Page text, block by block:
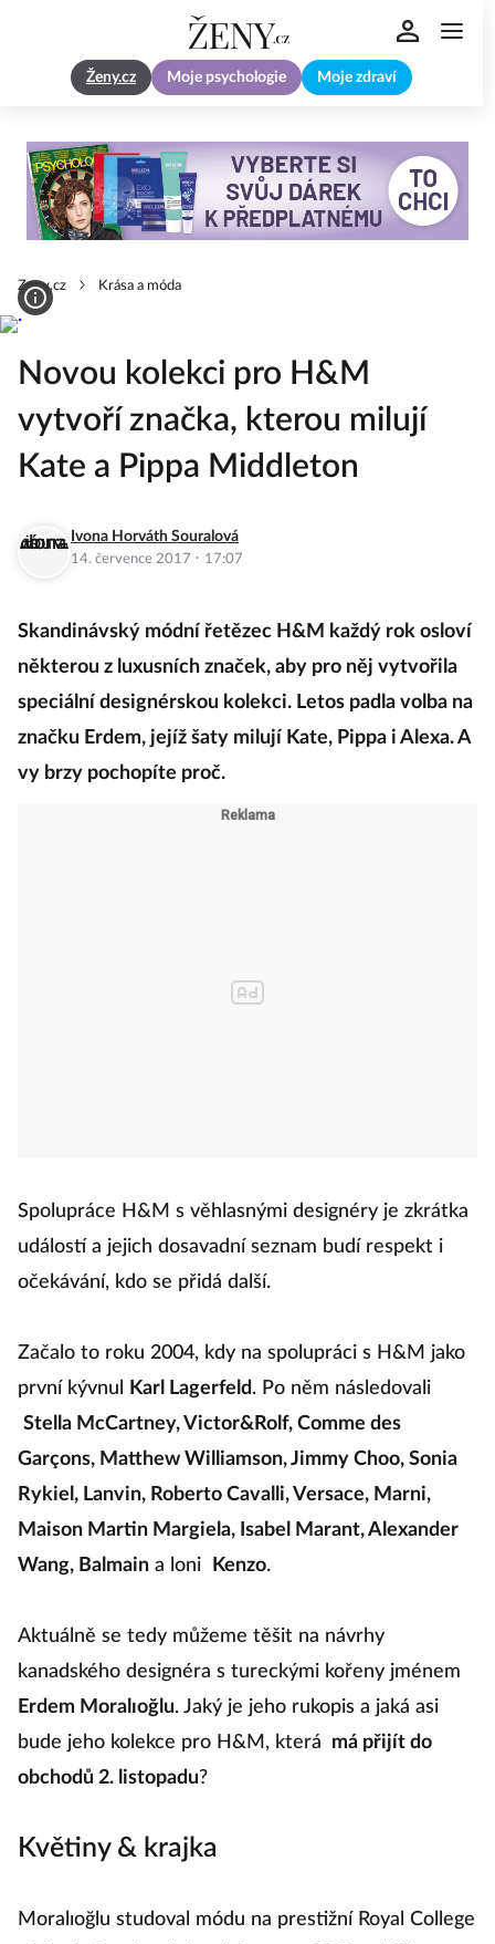
Ženy.cz Moje psychologie Moje zdraví
Zeny.cz Krása a móda
Novou kolekci pro H&M
vytvoří značka, kterou milují
Kate a Pippa Middleton
Ivona Horváth Souralová
14. července 2017 · 17:07
Skandinávský módní řetězec H&M každý rok osloví
některou z luxusních značek, aby pro něj vytvořila
speciální designérskou kolekci. Letos padla volba na
značku Erdem, jejíž šaty milují Kate, Pippa i Alexa. A
vy brzy pochopíte proč.
Spolupráce H&M s věhlasnými designéry je zkrátka
událostí a jejich dosavadní seznam budí respekt i
očekávání, kdo se přidá další.
Začalo to roku 2004, kdy na spolupráci s H&M jako
první kývnul
Karl Lagerfeld. Po něm následovali
Stella McCartney, Victor&Rolf, Comme des
Garçons, Matthew Williamson, Jimmy Choo, Sonia
Rykiel, Lanvin, Roberto Cavalli, Versace, Marni,
Maison Martin Margiela, Isabel Marant, Alexander
Wang, Balmain a loni Kenzo.
Aktuálně se tedy můžeme těšit na návrhy
kanadského designéra s tureckými kořeny jménem
Erdem Moralıoğlu. Jaký je jeho rukopis a jaká asi
bude jeho kolekce pro H&M, která
má přijít do
obchodů 2. listopadu?
Květiny & krajka
Moralıoğlu studoval módu na prestižní Royal College